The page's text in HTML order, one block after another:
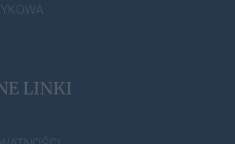
LINKI